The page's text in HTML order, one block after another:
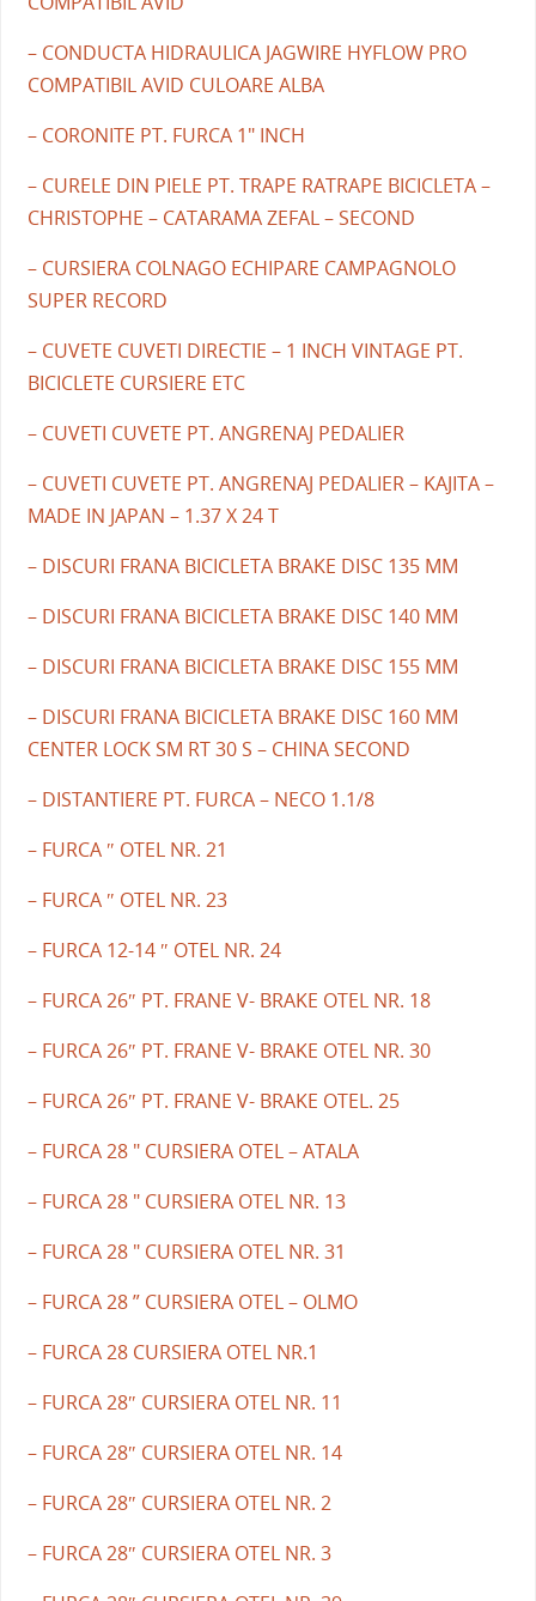
– CONDUCTA HIDRAULICA JAGWIRE HYFLOW PRO
COMPATIBIL AVID CULOARE ALBA
– CORONITE PT. FURCA 1" INCH
– CURELE DIN PIELE PT. TRAPE RATRAPE BICICLETA –
CHRISTOPHE – CATARAMA ZEFAL – SECOND
– CURSIERA COLNAGO ECHIPARE CAMPAGNOLO
SUPER RECORD
– CUVETE CUVETI DIRECTIE – 1 INCH VINTAGE PT.
BICICLETE CURSIERE ETC
– CUVETI CUVETE PT. ANGRENAJ PEDALIER
– CUVETI CUVETE PT. ANGRENAJ PEDALIER – KAJITA –
MADE IN JAPAN – 1.37 X 24 T
– DISCURI FRANA BICICLETA BRAKE DISC 135 MM
– DISCURI FRANA BICICLETA BRAKE DISC 140 MM
– DISCURI FRANA BICICLETA BRAKE DISC 155 MM
– DISCURI FRANA BICICLETA BRAKE DISC 160 MM
CENTER LOCK SM RT 30 S – CHINA SECOND
– DISTANTIERE PT. FURCA – NECO 1.1/8
– FURCA ″ OTEL NR. 21
– FURCA ″ OTEL NR. 23
– FURCA 12-14 ″ OTEL NR. 24
– FURCA 26″ PT. FRANE V- BRAKE OTEL NR. 18
– FURCA 26″ PT. FRANE V- BRAKE OTEL NR. 30
– FURCA 26″ PT. FRANE V- BRAKE OTEL. 25
– FURCA 28 " CURSIERA OTEL – ATALA
– FURCA 28 " CURSIERA OTEL NR. 13
– FURCA 28 " CURSIERA OTEL NR. 31
– FURCA 28 ” CURSIERA OTEL – OLMO
– FURCA 28 CURSIERA OTEL NR.1
– FURCA 28″ CURSIERA OTEL NR. 11
– FURCA 28″ CURSIERA OTEL NR. 14
– FURCA 28″ CURSIERA OTEL NR. 2
– FURCA 28″ CURSIERA OTEL NR. 3